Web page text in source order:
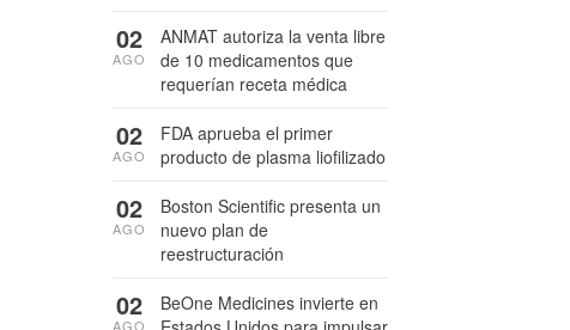
ANMAT autoriza la venta libre
de 10 medicamentos que
requerían receta médica
02
AGO
FDA aprueba el primer
producto de plasma liofilizado
02
AGO
Boston Scientific presenta un
nuevo plan de
reestructuración
02
AGO
BeOne Medicines invierte en
02
AGO